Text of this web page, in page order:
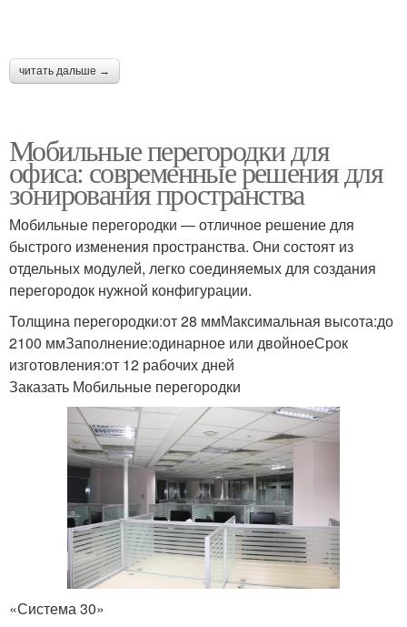
читать дальше →
Мобильные перегородки для
офиса: современные решения для
зонирования пространства
Мобильные перегородки — отличное решение для
быстрого изменения пространства. Они состоят из
отдельных модулей, легко соединяемых для создания
перегородок нужной конфигурации.
Толщина перегородки:от 28 ммМаксимальная высота:до
2100 ммЗаполнение:одинарное или двойноеСрок
изготовления:от 12 рабочих дней
Заказать Мобильные перегородки
«Система 30»